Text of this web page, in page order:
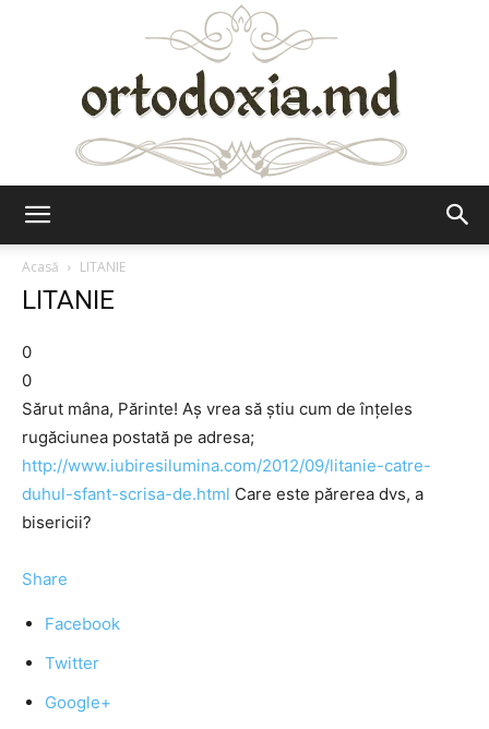
Acasă
LITANIE
LITANIE
0
0
Sărut mâna, Părinte! Aş vrea să ştiu cum de înţeles
rugăciunea postată pe adresa;
http://www.iubiresilumina.com/2012/09/litanie-catre-
duhul-sfant-scrisa-de.html Care este părerea dvs, a
bisericii?
Share
Facebook
Twitter
Google+